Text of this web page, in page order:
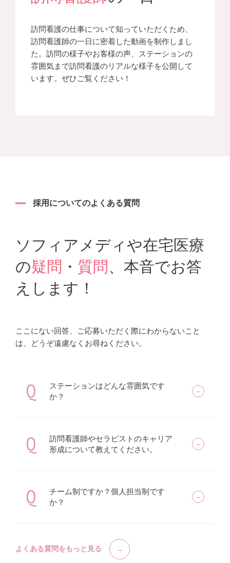
訪問看護の仕事について知っていただくため、
訪問看護師の一日に密着した動画を制作しまし
た。訪問の様子やお客様の声、ステーションの
雰囲気まで訪問看護のリアルな様子を公開して
います。ぜひご覧ください！
採用についてのよくある質問
ソフィアメディや在宅医療
の疑問 ・ 質問 、本音でお答
えします！
ここにない回答、ご応募いただく際にわからないこと
は、どうぞ遠慮なくお尋ねください。
Q
ステーションはどんな雰囲気です
か？
Q
訪問看護師やセラピストのキャリア
形成について教えてください。
Q
チーム制ですか？個人担当制です
か？
よくある質問をもっと見る